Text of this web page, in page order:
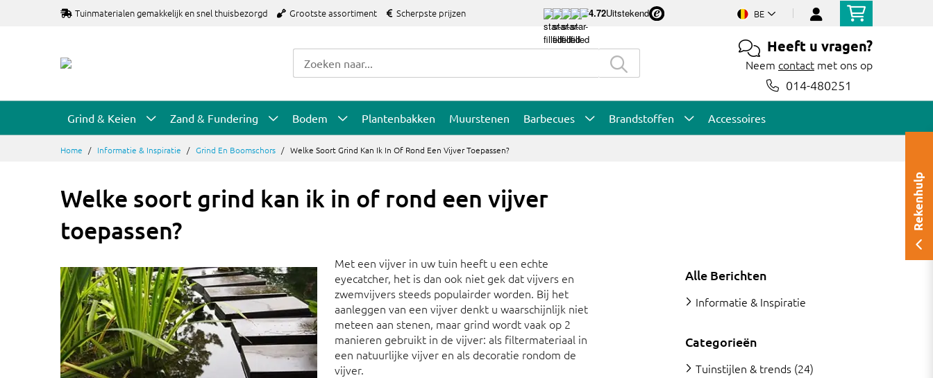
Tuinmaterialen gemakkelijk en snel thuisbezorgd Grootste assortiment Scherpste prijzen 4.72Uitstekend BE
Heeft u vragen?
Neem contact met ons op
014-480251
Grind & Keien Zand & Fundering Bodem Plantenbakken Muurstenen Barbecues Brandstoffen Accessoires
Home Informatie & Inspiratie Grind En Boomschors Welke Soort Grind Kan Ik In Of Rond Een Vijver Toepassen?
Welke soort grind kan ik in of rond een vijver
toepassen?
Met een vijver in uw tuin heeft u een echte
eyecatcher, het is dan ook niet gek dat vijvers en
zwemvijvers steeds populairder worden. Bij het
aanleggen van een vijver denkt u waarschijnlijk niet
meteen aan stenen, maar grind wordt vaak op 2
manieren gebruikt in de vijver: als filtermateriaal in
een natuurlijke vijver en als decoratie rondom de
vijver.
Alle Berichten
Informatie & Inspiratie
Categorieën
Tuinstijlen & trends (24)
Rekenhulp